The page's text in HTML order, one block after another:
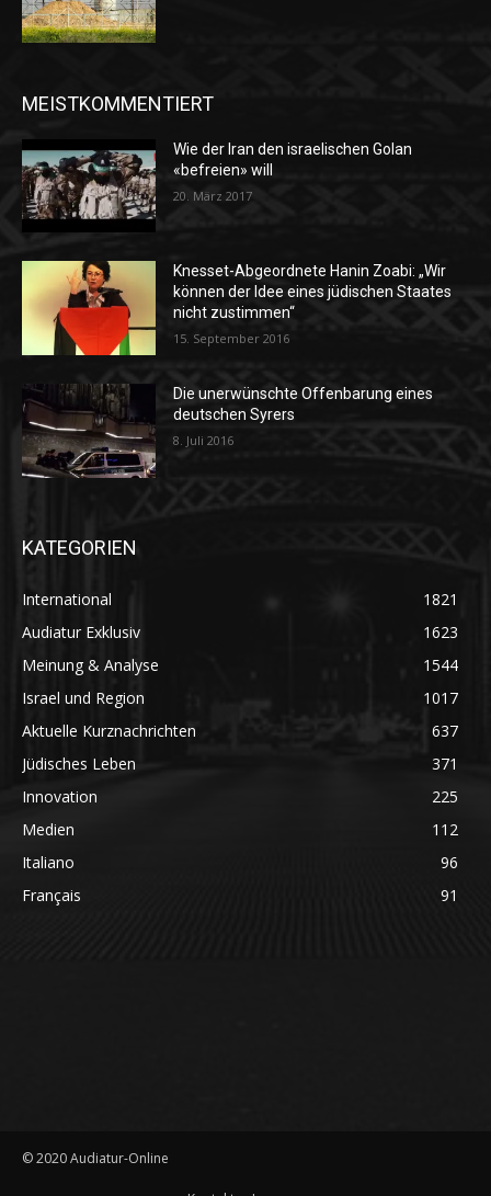
MEISTKOMMENTIERT
Wie der Iran den israelischen Golan
«befreien» will
20. März 2017
Knesset-Abgeordnete Hanin Zoabi: „Wir
können der Idee eines jüdischen Staates
nicht zustimmen“
15. September 2016
Die unerwünschte Offenbarung eines
deutschen Syrers
8. Juli 2016
KATEGORIEN
International
1821
Audiatur Exklusiv
1623
Meinung & Analyse
1544
Israel und Region
1017
Aktuelle Kurznachrichten
637
Jüdisches Leben
371
Innovation
225
Medien
112
Italiano
96
Français
91
© 2020 Audiatur-Online